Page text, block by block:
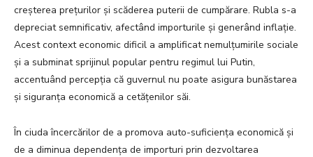
creșterea prețurilor și scăderea puterii de cumpărare. Rubla s-a
depreciat semnificativ, afectând importurile și generând inflație.
Acest context economic dificil a amplificat nemulțumirile sociale
și a subminat sprijinul popular pentru regimul lui Putin,
accentuând percepția că guvernul nu poate asigura bunăstarea
și siguranța economică a cetățenilor săi.
În ciuda încercărilor de a promova auto-suficiența economică și
de a diminua dependența de importuri prin dezvoltarea